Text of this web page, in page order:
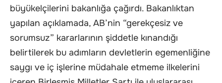
büyükelçilerini bakanlığa çağırdı. Bakanlıktan
yapılan açıklamada, AB’nin “gerekçesiz ve
sorumsuz” kararlarının şiddetle kınandığı
belirtilerek bu adımların devletlerin egemenliğine
saygı ve iç işlerine müdahale etmeme ilkelerini